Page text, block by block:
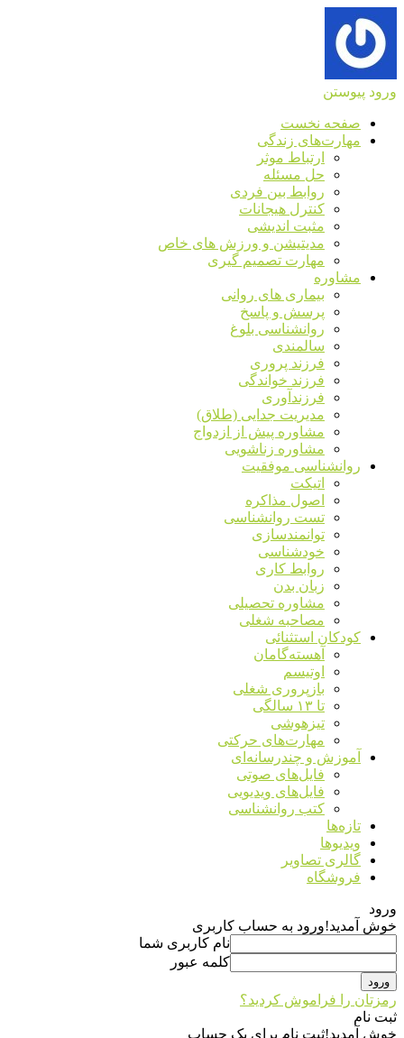
ورود پیوستن
صفحه نخست
مهارت‌های زندگی
ارتباط موثر
حل مسئله
روابط بین فردی
کنترل هیجانات
مثبت اندیشی
مدیتیشن و ورزش های خاص
مهارت تصمیم گیری
مشاوره
بیماری های روانی
پرسش و پاسخ
روانشناسی بلوغ
سالمندی
فرزند پروری
فرزند خواندگی
فرزندآوری
مدیریت جدایی (طلاق)
مشاوره پیش از ازدواج
مشاوره زناشویی
روانشناسی موفقیت
اتیکت
اصول مذاکره
تست روانشناسی
توانمندسازی
خودشناسی
روابط کاری
زبان بدن
مشاوره تحصیلی
مصاحبه شغلی
کودکان استثنائی
آهسته‌گامان
اوتیسم
بازپروری شغلی
تا ۱۳ سالگی
تیزهوشی
مهارت‌های حرکتی
آموزش و چندرسانه‌ای
فایل‌های صوتی
فایل‌های ویدیویی
کتب روانشناسی
تازه‌ها
ویدیوها
گالری تصاویر
فروشگاه
ورود
خوش آمدید!ورود به حساب کاربری
نام کاربری شما
کلمه عبور
رمزتان را فراموش کردید؟
ثبت نام
خوش آمدید!ثبت نام برای یک حساب